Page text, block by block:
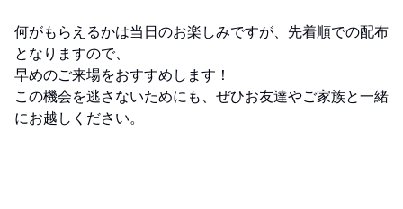
何がもらえるかは当日のお楽しみですが、先着順での配布
となりますので、
早めのご来場をおすすめします！
この機会を逃さないためにも、ぜひお友達やご家族と一緒
にお越しください。